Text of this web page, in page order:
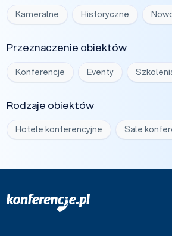
Kameralne Historyczne
Przeznaczenie obiektów
Konferencje Eventy
Rodzaje obiektów
Hotele konferencyjne Sale